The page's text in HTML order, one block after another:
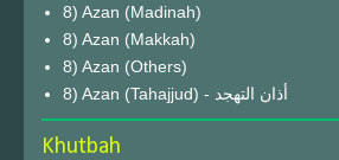
8) Azan (Madinah)
8) Azan (Makkah)
8) Azan (Others)
8) Azan (Tahajjud) - أذان التهجد
Khutbah